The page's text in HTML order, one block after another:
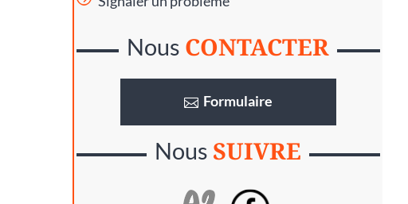
Nous CONTACTER
Formulaire
Nous SUIVRE